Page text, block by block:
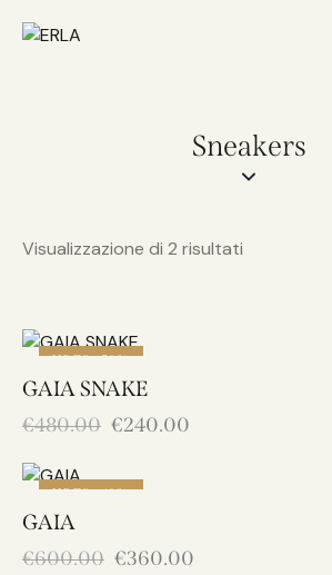
Sneakers
Visualizzazione di 2 risultati
UP TO- 50%
GAIA SNAKE
€480.00 €240.00
UP TO- 40%
GAIA
€600.00 €360.00